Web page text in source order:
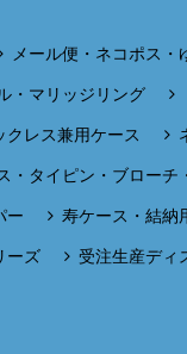
メール便・ネコポス
・マリッジリング
クレス兼用ケース
・タイピン・ブロー
ー 寿ケース・結納
ーズ 受注生産ディ